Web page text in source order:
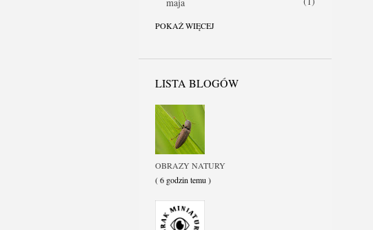
maja
2018
2017
października
2016
grudnia
października
września
POKAŻ WIĘCEJ
LISTA BLOGÓW
OBRAZY NATURY
( 6 godzin temu )